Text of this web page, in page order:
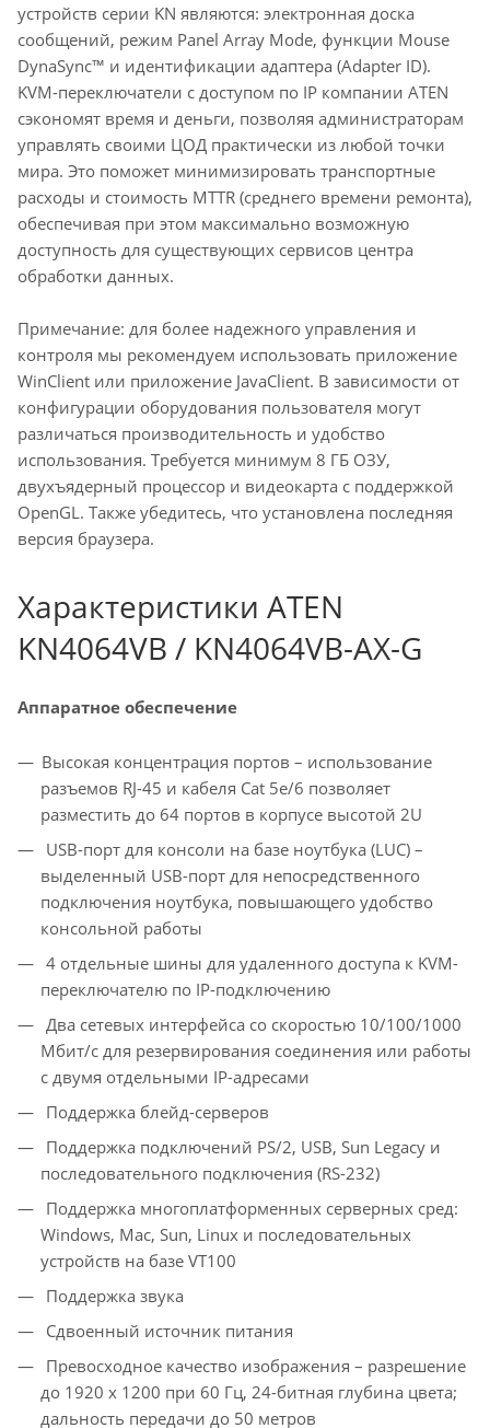
устройств серии KN являются: электронная доска
сообщений, режим Panel Array Mode, функции Mouse
DynaSync™ и идентификации адаптера (Adapter ID).
KVM-переключатели с доступом по IP компании ATEN
сэкономят время и деньги, позволяя администраторам
управлять своими ЦОД практически из любой точки
мира. Это поможет минимизировать транспортные
расходы и стоимость MTTR (среднего времени ремонта),
обеспечивая при этом максимально возможную
доступность для существующих сервисов центра
обработки данных.
Примечание: для более надежного управления и
контроля мы рекомендуем использовать приложение
WinClient или приложение JavaClient. В зависимости от
конфигурации оборудования пользователя могут
различаться производительность и удобство
использования. Требуется минимум 8 ГБ ОЗУ,
двухъядерный процессор и видеокарта с поддержкой
OpenGL. Также убедитесь, что установлена последняя
версия браузера.
Характеристики ATEN
KN4064VB / KN4064VB-AX-G
Аппаратное обеспечение
Высокая концентрация портов – использование
разъемов RJ-45 и кабеля Cat 5e/6 позволяет
разместить до 64 портов в корпусе высотой 2U
USB-порт для консоли на базе ноутбука (LUC) –
выделенный USB-порт для непосредственного
подключения ноутбука, повышающего удобство
консольной работы
4 отдельные шины для удаленного доступа к KVM-
переключателю по IP-подключению
Два сетевых интерфейса со скоростью 10/100/1000
Mбит/с для резервирования соединения или работы
с двумя отдельными IP-адресами
Поддержка блейд-серверов
Поддержка подключений PS/2, USB, Sun Legacy и
последовательного подключения (RS-232)
Поддержка многоплатформенных серверных сред:
Windows, Mac, Sun, Linux и последовательных
устройств на базе VT100
Поддержка звука
Сдвоенный источник питания
Превосходное качество изображения – разрешение
до 1920 x 1200 при 60 Гц, 24-битная глубина цвета;
дальность передачи до 50 метров